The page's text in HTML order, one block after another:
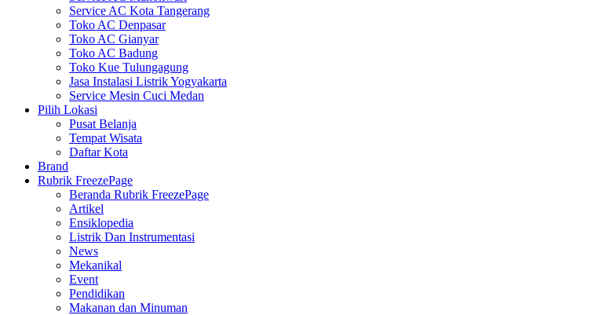
Service AC Kota Tangerang
Toko AC Denpasar
Toko AC Gianyar
Toko AC Badung
Toko Kue Tulungagung
Jasa Instalasi Listrik Yogyakarta
Service Mesin Cuci Medan
Pilih Lokasi
Pusat Belanja
Tempat Wisata
Daftar Kota
Brand
Rubrik FreezePage
Beranda Rubrik FreezePage
Artikel
Ensiklopedia
Listrik Dan Instrumentasi
News
Mekanikal
Event
Pendidikan
Makanan dan Minuman